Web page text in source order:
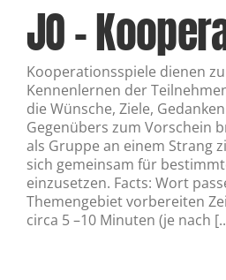
JO –
Kooperationsspiele dienen
Kennenlernen der
die Wünsche, Ziele,
Gegenübers zum Vorschein
als Gruppe an einem Strang
sich gemeinsam für
einzusetzen. Facts: Wort
Themengebiet vorbereiten
circa 5 –10 Minuten (je nach